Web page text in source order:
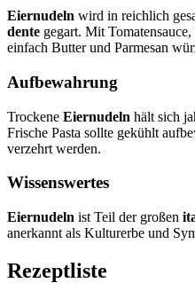
Eiernudeln wird in reichlich
dente gegart. Mit
einfach Butter und Parmesan
Aufbewahrung
Trockene Eiernudeln hält sich
Frische Pasta sollte gekühlt
verzehrt werden.
Wissenswertes
Eiernudeln ist Teil der großen
anerkannt als Kulturerbe und
Rezeptliste